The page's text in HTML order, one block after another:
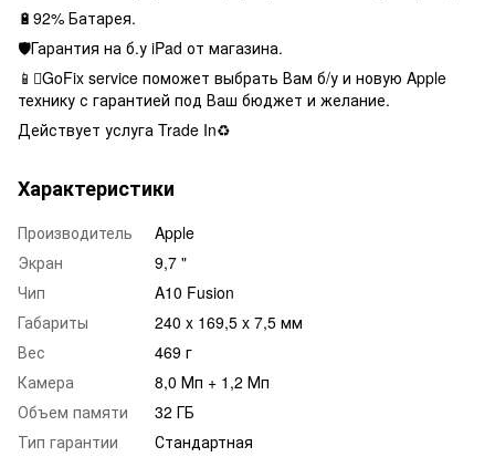
🔋92% Батарея.
🛡Гарантия на б.у iPad от магазина.
📱GoFix service поможет выбрать Вам б/у и новую Apple
технику с гарантией под Ваш бюджет и желание.
Действует услуга Trade In♻️
Характеристики
Производитель
Apple
Экран
9,7 "
Чип
A10 Fusion
Габариты
240 x 169,5 x 7,5 мм
Вес
469 г
Камера
8,0 Мп + 1,2 Мп
Объем памяти
32 ГБ
Тип гарантии
Стандартная